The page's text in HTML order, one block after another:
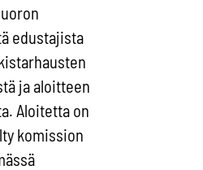
edustajista
ja aloitteen
Aloitetta on
komission